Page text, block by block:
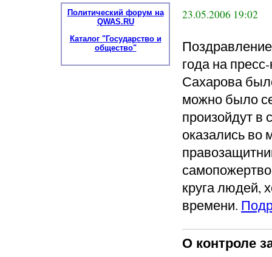
23.05.2006 19:02
года на
Сахарова
можно было
произойдут в
оказались во
круга людей,
времени.
О контроле
Политический форум на
QWAS.RU
Каталог "Государство и
общество"